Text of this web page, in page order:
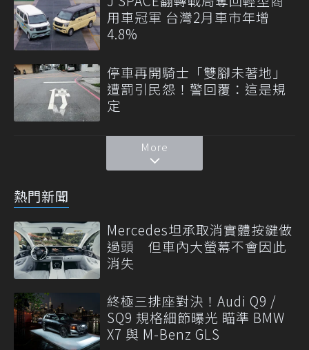
用車冠軍 台灣2月車市年增
4.8%
停車再開騎士「雙腳未著地」
遭罰引民怨！警回覆：這是規
定
More
熱門新聞
Mercedes坦承取消實體按鍵做
過頭 但車內大螢幕不會因此
消失
終極三排座對決！Audi Q9 /
SQ9 規格細節曝光 瞄準 BMW
X7 與 M-Benz GLS